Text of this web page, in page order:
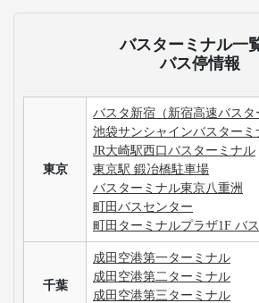
バスターミナル一
バス停情報
東京
バスタ新宿（新宿高速バスタ
池袋サンシャインバスターミ
JR大崎駅西口バスターミナル
東京駅 鍛冶橋駐車場
バスターミナル東京八重洲
町田バスセンター
町田ターミナルプラザ1F バ
千葉
成田空港第一ターミナル
成田空港第二ターミナル
成田空港第三ターミナル